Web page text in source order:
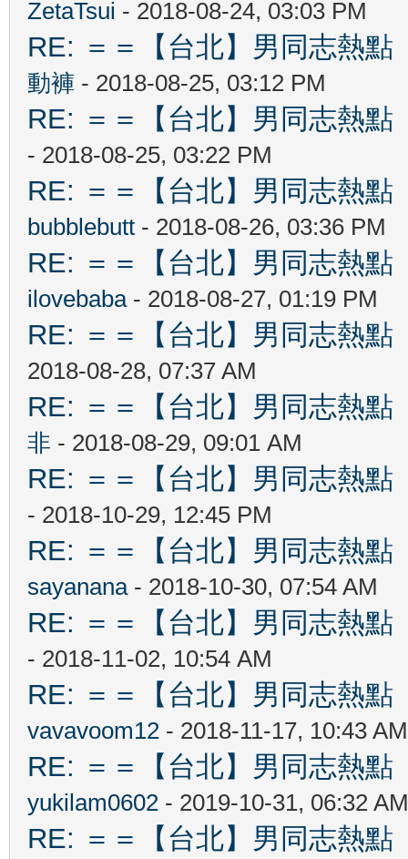
ZetaTsui - 2018-08-24, 03:03 PM
RE: ＝＝【台北】男同志熱
動褲 - 2018-08-25, 03:12 PM
RE: ＝＝【台北】男同志熱
- 2018-08-25, 03:22 PM
RE: ＝＝【台北】男同志熱
bubblebutt - 2018-08-26, 03:36 PM
RE: ＝＝【台北】男同志熱
ilovebaba- 2018-08-27, 01:19 PM
RE: ＝＝【台北】男同志熱
2018-08-28, 07:37 AM
RE: ＝＝【台北】男同志熱
非 - 2018-08-29, 09:01 AM
RE: ＝＝【台北】男同志熱
- 2018-10-29, 12:45 PM
RE: ＝＝【台北】男同志熱
sayanana- 2018-10-30, 07:54 AM
RE: ＝＝【台北】男同志熱
- 2018-11-02, 10:54 AM
RE: ＝＝【台北】男同志熱
vavavoom12 - 2018-11-17, 10:43 AM
RE: ＝＝【台北】男同志熱
yukilam0602 - 2019-10-31, 06:32 AM
RE: ＝＝【台北】男同志熱